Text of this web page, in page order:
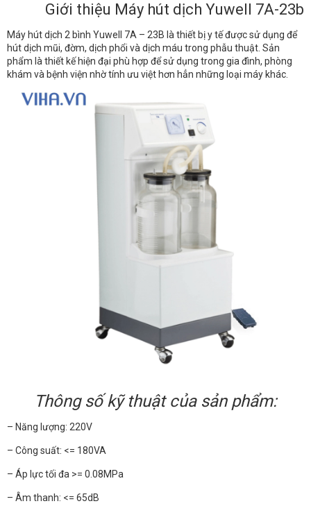
Giới thiệu Máy hút dịch Yuwell 7A-23b
Máy hút dịch 2 bình Yuwell 7A – 23B là thiết bị y tế được sử dụng để
hút dịch mũi, đờm, dịch phổi và dịch máu trong phẫu thuật. Sản
phẩm là thiết kế hiện đại phù hợp để sử dụng trong gia đình, phòng
khám và bệnh viện nhờ tính ưu việt hơn hẳn những loại máy khác.
Thông số kỹ thuật của sản phẩm:
– Năng lượng: 220V
– Công suất: <= 180VA
– Áp lực tối đa >= 0.08MPa
– Âm thanh: <= 65dB